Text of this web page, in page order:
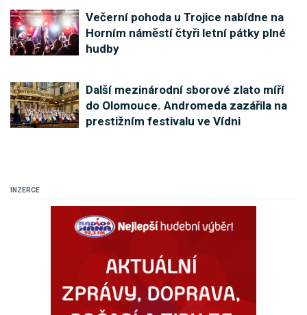
Večerní pohoda u Trojice nabídne na
Horním náměstí čtyři letní pátky plné
hudby
Další mezinárodní sborové zlato míří
do Olomouce. Andromeda zazářila na
prestižním festivalu ve Vídni
INZERCE